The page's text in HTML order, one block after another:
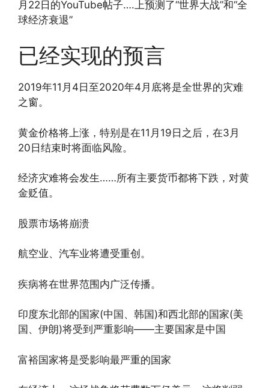
月22日的YouTube帖子….上预测了“世界大战”和“全
球经济衰退”
已经实现的预言
2019年11月4日至2020年4月底将是全世界的灾难
之窗。
黄金价格将上涨，特别是在11月19日之后，在3月
20日结束时将面临风险。
经济灾难将会发生……所有主要货币都将下跌，对黄
金贬值。
股票市场将崩溃
航空业、汽车业将遭受重创。
疾病将在世界范围内广泛传播。
印度东北部的国家(中国、韩国)和西北部的国家(美
国、伊朗)将受到严重影响——主要国家是中国
富裕国家将是受影响最严重的国家